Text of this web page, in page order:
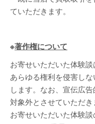
ていただきます。
※著作権について
お寄せいただいた体験
あらゆる権利を侵害し
します。なお、宣伝広
対象外とさせていただき
お寄せいただいた体験